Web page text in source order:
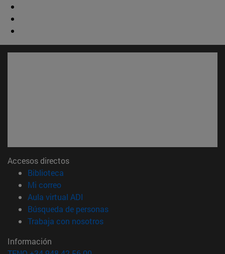
Accesos directos
Biblioteca
Mi correo(abre en nueva ventana)
Aula virtual ADI
Búsqueda de personas(abre en nueva ventana)
Trabaja con nosotros(abre en nueva ventana)
Información